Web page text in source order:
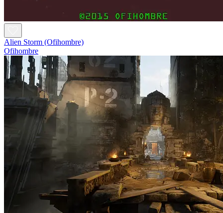
Alien Storm (Ofihombre)
Ofihombre